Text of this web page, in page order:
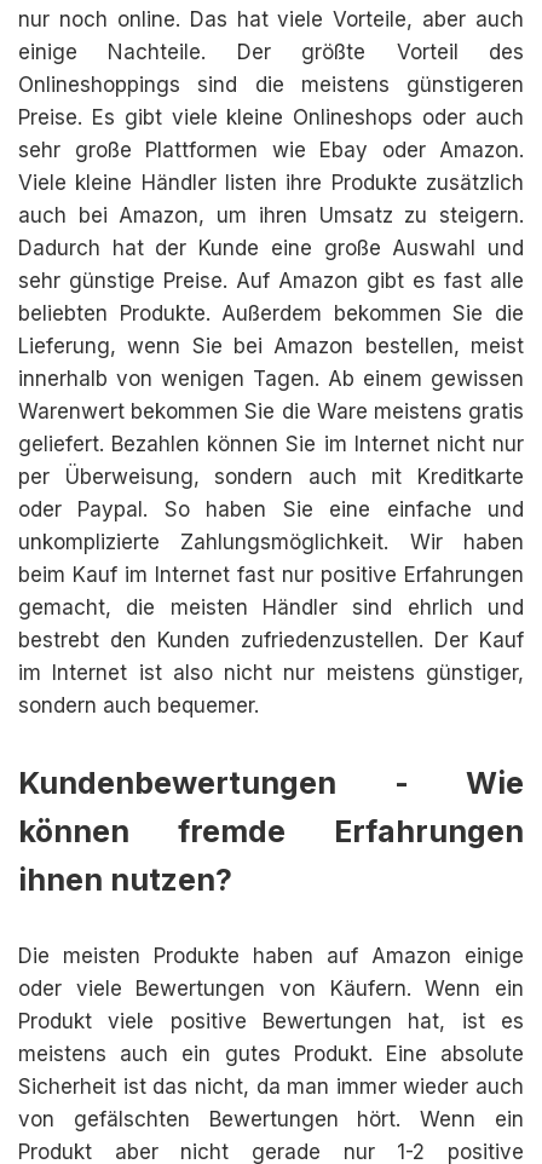
nur noch online. Das hat viele Vorteile, aber auch
einige Nachteile. Der größte Vorteil des
Onlineshoppings sind die meistens günstigeren
Preise. Es gibt viele kleine Onlineshops oder auch
sehr große Plattformen wie Ebay oder Amazon.
Viele kleine Händler listen ihre Produkte zusätzlich
auch bei Amazon, um ihren Umsatz zu steigern.
Dadurch hat der Kunde eine große Auswahl und
sehr günstige Preise. Auf Amazon gibt es fast alle
beliebten Produkte. Außerdem bekommen Sie die
Lieferung, wenn Sie bei Amazon bestellen, meist
innerhalb von wenigen Tagen. Ab einem gewissen
Warenwert bekommen Sie die Ware meistens gratis
geliefert. Bezahlen können Sie im Internet nicht nur
per Überweisung, sondern auch mit Kreditkarte
oder Paypal. So haben Sie eine einfache und
unkomplizierte Zahlungsmöglichkeit. Wir haben
beim Kauf im Internet fast nur positive Erfahrungen
gemacht, die meisten Händler sind ehrlich und
bestrebt den Kunden zufriedenzustellen. Der Kauf
im Internet ist also nicht nur meistens günstiger,
sondern auch bequemer.
Kundenbewertungen - Wie
können fremde Erfahrungen
ihnen nutzen?
Die meisten Produkte haben auf Amazon einige
oder viele Bewertungen von Käufern. Wenn ein
Produkt viele positive Bewertungen hat, ist es
meistens auch ein gutes Produkt. Eine absolute
Sicherheit ist das nicht, da man immer wieder auch
von gefälschten Bewertungen hört. Wenn ein
Produkt aber nicht gerade nur 1-2 positive